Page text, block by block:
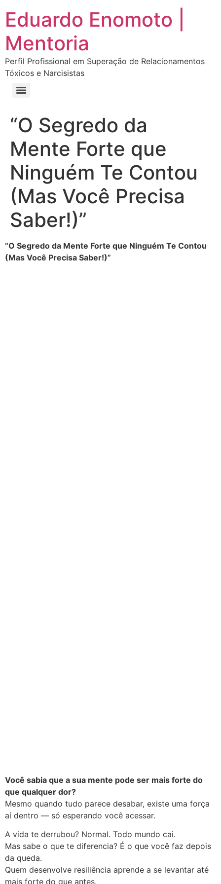
Eduardo Enomoto |
Mentoria
Perfil Profissional em Superação de Relacionamentos
Tóxicos e Narcisistas
“O Segredo da
Mente Forte que
Ninguém Te Contou
(Mas Você Precisa
Saber!)”
“O Segredo da Mente Forte que Ninguém Te Contou
(Mas Você Precisa Saber!)”
Você sabia que a sua mente pode ser mais forte do
que qualquer dor?
Mesmo quando tudo parece desabar, existe uma força
aí dentro — só esperando você acessar.
A vida te derrubou? Normal. Todo mundo cai.
Mas sabe o que te diferencia? É o que você faz depois
da queda.
Quem desenvolve resiliência aprende a se levantar até
mais forte do que antes.